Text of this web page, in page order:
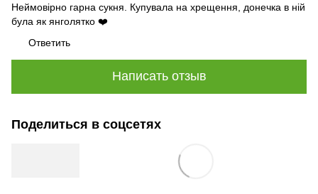
Неймовірно гарна сукня. Купувала на хрещення, донечка в ній
була як янголятко ❤️
Ответить
Написать отзыв
Поделиться в соцсетях